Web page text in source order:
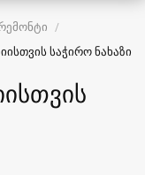
საჭირო ნახაზი